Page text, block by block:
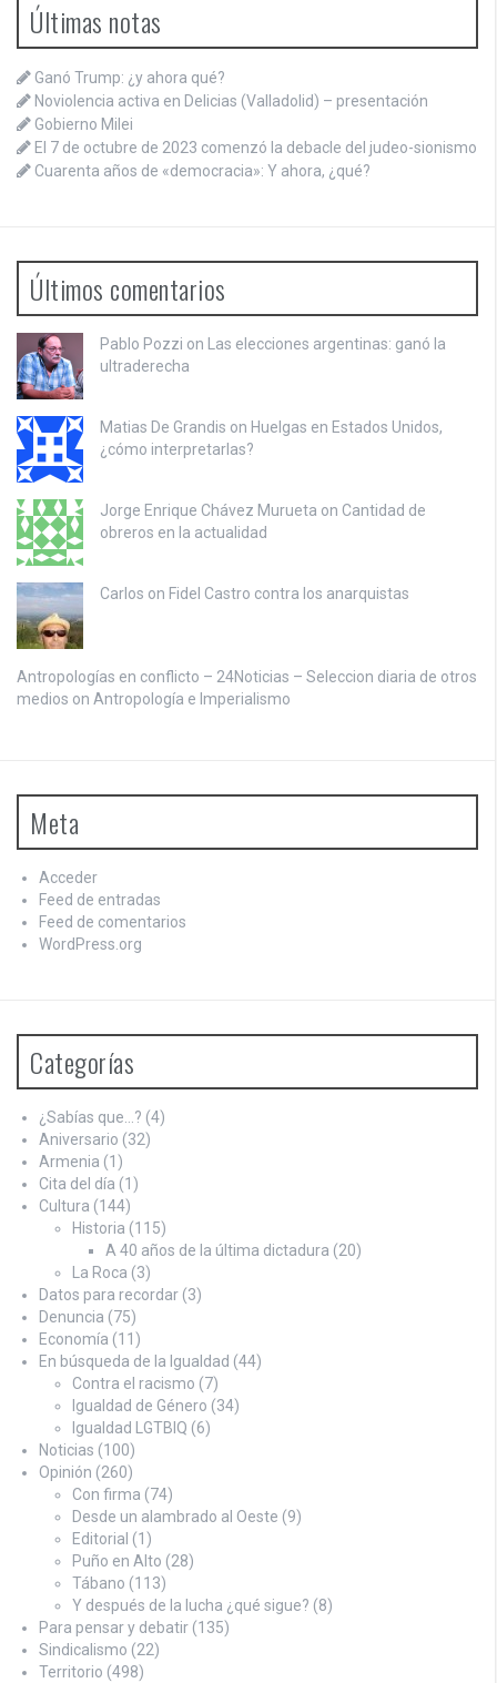
Últimas notas
Ganó Trump: ¿y ahora qué?
Noviolencia activa en Delicias (Valladolid) – presentación
Gobierno Milei
El 7 de octubre de 2023 comenzó la debacle del judeo-sionismo
Cuarenta años de «democracia»: Y ahora, ¿qué?
Últimos comentarios
Pablo Pozzi on
Las elecciones argentinas: ganó la
ultraderecha
Matias De Grandis on Huelgas en Estados Unidos,
¿cómo interpretarlas?
Jorge Enrique Chávez Murueta on Cantidad de
obreros en la actualidad
Carlos on Fidel Castro contra los anarquistas
Antropologías en conflicto – 24Noticias – Seleccion diaria de otros
medios on Antropología e Imperialismo
Meta
Acceder
Feed de entradas
Feed de comentarios
WordPress.org
Categorías
¿Sabías que…? (4)
Aniversario (32)
Armenia (1)
Cita del día (1)
Cultura (144)
Historia (115)
A 40 años de la última dictadura (20)
La Roca (3)
Datos para recordar (3)
Denuncia (75)
Economía (11)
En búsqueda de la Igualdad (44)
Contra el racismo (7)
Igualdad de Género (34)
Igualdad LGTBIQ (6)
Noticias (100)
Opinión (260)
Con firma (74)
Desde un alambrado al Oeste (9)
Editorial (1)
Puño en Alto (28)
Tábano (113)
Y después de la lucha ¿qué sigue? (8)
Para pensar y debatir (135)
Sindicalismo (22)
Territorio (498)